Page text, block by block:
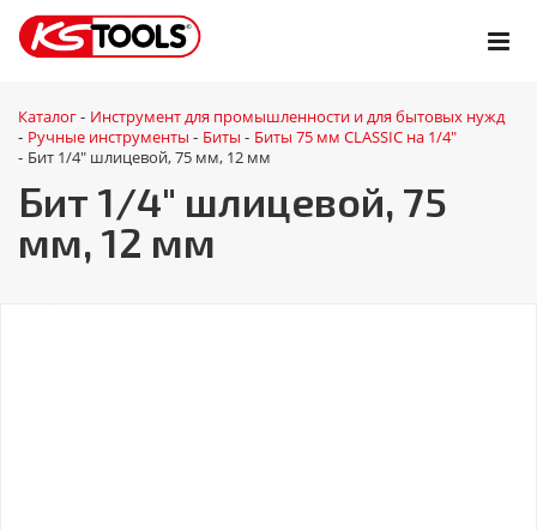
Каталог - Инструмент для промышленности и для бытовых нужд
- Ручные инструменты - Биты - Биты 75 мм CLASSIC на 1/4"
- Бит 1/4" шлицевой, 75 мм, 12 мм
Бит 1/4" шлицевой, 75
мм, 12 мм